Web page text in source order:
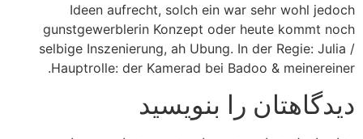
Ideen aufrecht, solch ein war sehr wohl jedoch
gunstgewerblerin Konzept oder heute kommt noch
selbige Inszenierung, ah Ubung. In der Regie: Julia /
Hauptrolle: der Kamerad bei Badoo & meinereiner.
دیدگاهتان را بنویسید